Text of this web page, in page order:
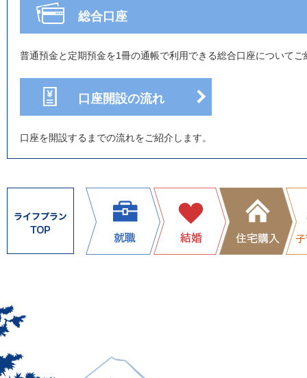
総合口座
普通預金と定期預金を1冊の通帳で利用できる総合口座についてご
口座開設の流れ
口座を開設するまでの流れをご紹介します。